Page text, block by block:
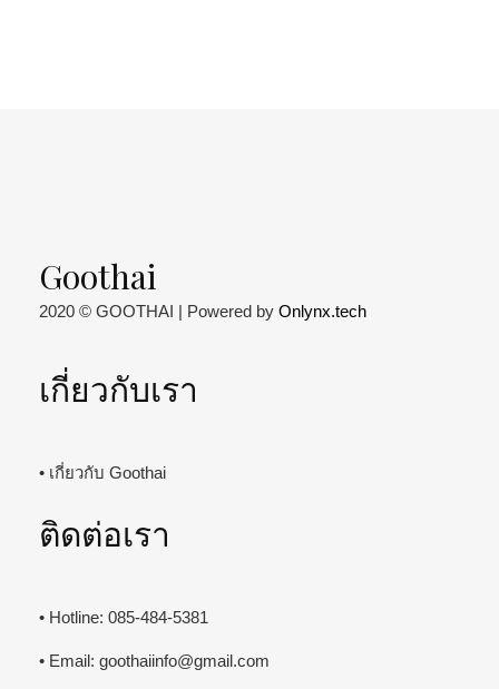
Goothai
2020 © GOOTHAI | Powered by Onlynx.tech
เกี่ยวกับเรา
• เกี่ยวกับ Goothai
ติดต่อเรา
• Hotline: 085-484-5381
• Email: goothaiinfo@gmail.com